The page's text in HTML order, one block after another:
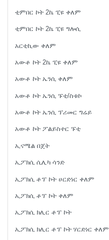
ቲምበር ኮት 2ኬ ፒዩ ቀለም
ቲምበር ኮት 2ኬ ፒዩ ግሎሲ
አርቲኪው ቀለም
አውቶ ኮት 2ኬ ፒዩ ቀለም
አውቶ ኮት ኤንሲ ቀለም
አውቶ ኮት ኤንሲ ፑቲ/ስቱኮ
አውቶ ኮት ኤንሲ ፕሪመር ግሬይ
አውቶ ኮት ፖልይስተር ፑቲ
ኢናሜል በጀት
ኢፖክሲ ሲሊካ ሳንድ
ኢፖክሲ ቶፕ ኮት ሀርድነር ቀለም
ኢፖክሲ ቶፕ ኮት ቀለም
ኢፖክሲ ክሊር ቶፕ ኮት
ኢፖክሲ ክሊር ቶፕ ኮት ሃርድነር ቀለም